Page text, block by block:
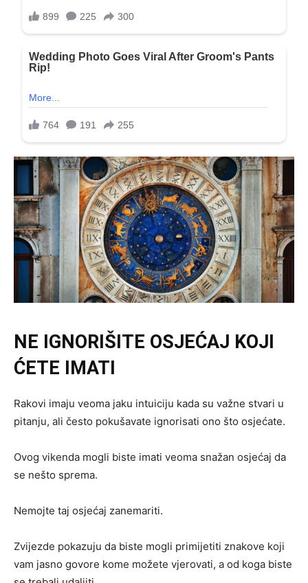
NE IGNORIŠITE OSJEĆAJ KOJI
ĆETE IMATI
Rakovi imaju veoma jaku intuiciju kada su važne stvari u
pitanju, ali često pokušavate ignorisati ono što osjećate.
Ovog vikenda mogli biste imati veoma snažan osjećaj da
se nešto sprema.
Nemojte taj osjećaj zanemariti.
Zvijezde pokazuju da biste mogli primijetiti znakove koji
vam jasno govore kome možete vjerovati, a od koga biste